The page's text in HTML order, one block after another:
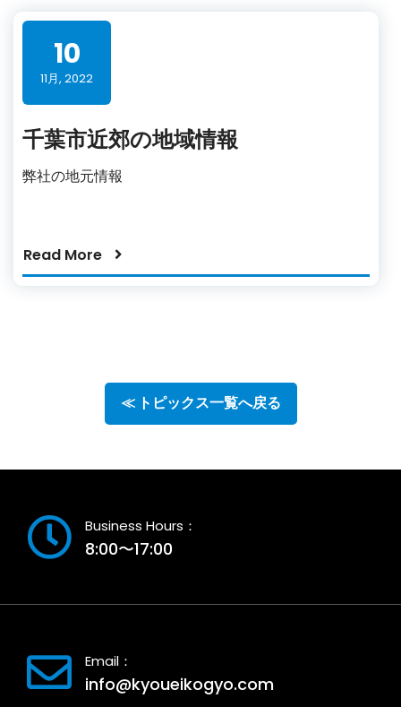
10
11月, 2022
千葉市近郊の地域情報
弊社の地元情報
Read More
≪ トピックス一覧へ戻る
Business Hours：
8:00〜17:00
Email：
info@kyoueikogyo.com